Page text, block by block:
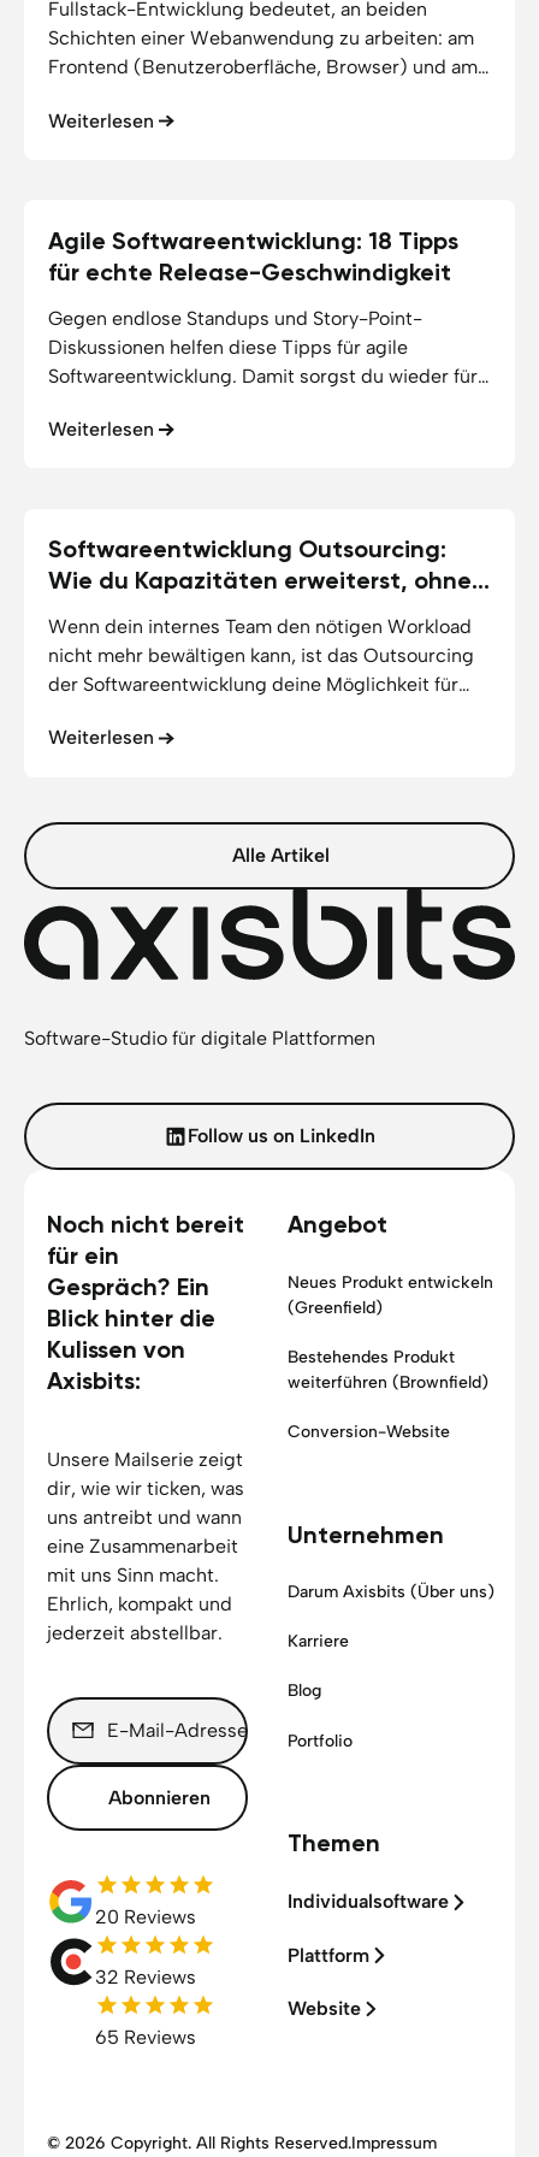
Fullstack-Entwicklung bedeutet, an beiden
Schichten einer Webanwendung zu arbeiten: am
Frontend (Benutzeroberfläche, Browser) und am
Fullstack Web Developer deckt beide Bereiche
Weiterlesen
08.06.2026 12min Lesezeit
Agile Softwareentwicklung: 18 Tipps
für echte Release-Geschwindigkeit
Gegen endlose Standups und Story-Point-
Diskussionen helfen diese Tipps für agile
Softwareentwicklung. Damit sorgst du wieder für
Software.
Weiterlesen
06.06.2026 10min Lesezeit
Softwareentwicklung Outsourcing:
Wie du Kapazitäten erweiterst, ohne
die Kontrolle zu verlieren
Wenn dein internes Team den nötigen Workload
nicht mehr bewältigen kann, ist das Outsourcing
der Softwareentwicklung deine Möglichkeit für
mit externen Experten baust du technische
Weiterlesen
Alle Artikel
Software-Studio für digitale Plattformen
Follow us on LinkedIn
Noch nicht bereit
für ein
Gespräch? Ein
Blick hinter die
Kulissen von
Axisbits:
Unsere Mailserie zeigt
dir, wie wir ticken, was
uns antreibt und wann
eine Zusammenarbeit
mit uns Sinn macht.
Ehrlich, kompakt und
jederzeit abstellbar.
Abonnieren
20 Reviews
32 Reviews
65 Reviews
Angebot
Neues Produkt entwickeln
(Greenfield)
Bestehendes Produkt
weiterführen (Brownfield)
Conversion-Website
Unternehmen
Darum Axisbits (Über uns)
Karriere
Blog
Portfolio
Themen
Individualsoftware
Plattform
Website
© 2026 Copyright. All Rights Reserved.Impressum